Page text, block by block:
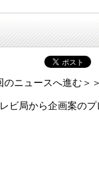
ニュースへ進
ビ局から企画案の